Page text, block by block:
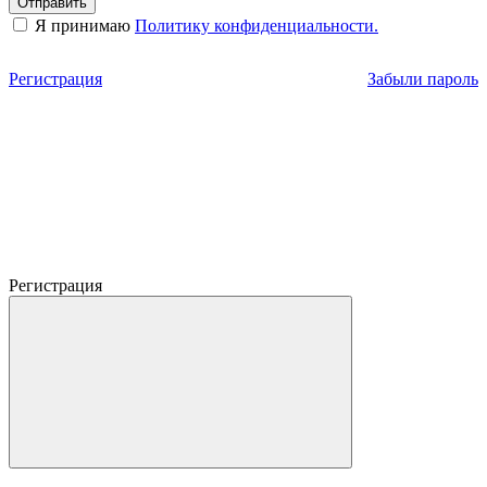
Я принимаю Политику конфиденциальности.
Регистрация Забыли пароль
Регистрация